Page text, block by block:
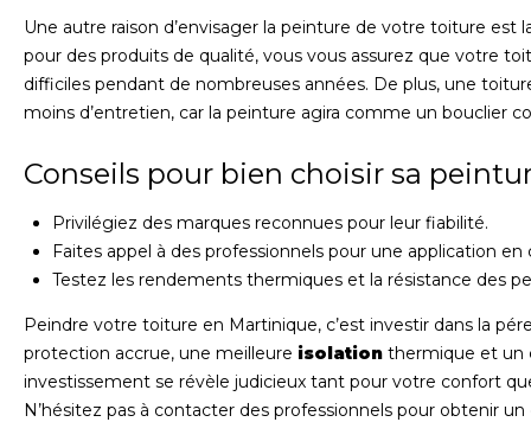
Une autre raison d’envisager la peinture de votre toiture est
pour des produits de qualité, vous vous assurez que votre
difficiles pendant de nombreuses années. De plus, une
moins d’entretien, car la peinture agira comme un bouclier
Conseils pour bien choisir sa
Privilégiez des marques reconnues pour leur fiabilité.
Faites appel à des professionnels pour une application
Testez les rendements thermiques et la résistance des
Peindre votre toiture en Martinique, c’est investir dans la
protection accrue, une meilleure isolation thermique et un
investissement se révèle judicieux tant pour votre confort
N’hésitez pas à contacter des professionnels pour obtenir